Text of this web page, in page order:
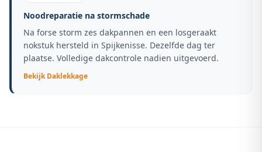
Noodreparatie na stormschade
Na forse storm zes dakpannen en een losgeraakt
nokstuk hersteld in Spijkenisse. Dezelfde dag ter
plaatse. Volledige dakcontrole nadien uitgevoerd.
BekijkDaklekkage